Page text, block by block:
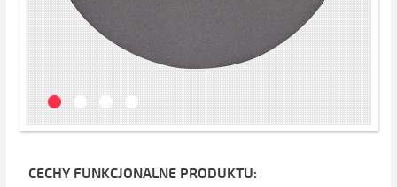
CECHY FUNKCJONALNE PRODUKTU: